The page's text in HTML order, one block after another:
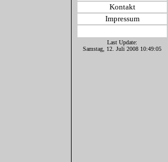
Kontakt
Impressum
Last Update:
Samstag, 12. Juli 2008 10:49:05